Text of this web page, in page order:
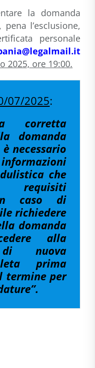
la domanda
l’esclusione,
personale
2025, ore 19:00.
07/2025:
corretta
domanda
necessario
che
requisiti
caso di
richiedere
domanda
alla
di nuova
prima
termine per